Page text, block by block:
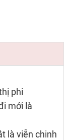
phi
mới là
là viễn chinh